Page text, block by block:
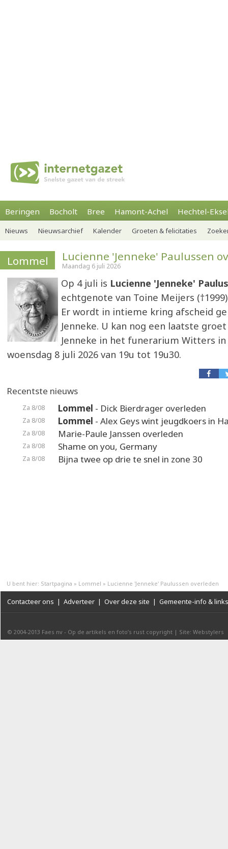
Beringen Bocholt Bree Hamont-Achel Hechtel-
Nieuws Nieuwsarchief Kalender Groeten & felicitaties
Lommel Lucienne 'Jenneke' Paulussen
Maandag 6 juli 2026
Op 4 juli is Lucienne 'Jenneke'
echtgenote van Toine Meijers
Er wordt in intieme kring afscheid
Jenneke. U kan nog een laatste
Jenneke in het funerarium Witters
woensdag 8 juli 2026 van 19u tot 19u30.
Recentste nieuws
Za 8/08 Lommel - Dick Bierdrager overleden
Za 8/08 Lommel - Alex Geys wint jeugdkoers in
Za 8/08 Marie-Paule Janssen overleden
Za 8/08 Shame on you, Germany
Za 8/08 Bijna twee op drie te snel in zone 30
U bent hier: Startpagina » Lommel » Lucienne 'Jenneke' Paulussen overleden
Contacteer ons | Adverteer | Over deze site | Gemeente-info & links
© 2004-2013 Faes nv - Op de artikels en foto’s rust copyright | Site: Webstylers